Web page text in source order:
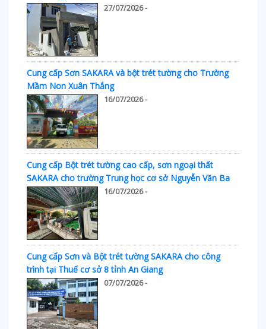
27/07/2026 -
Cung cấp Sơn SAKARA và bột trét tường cho Trường
Mầm Non Xuân Thắng
16/07/2026 -
Cung cấp Bột trét tường cao cấp, sơn ngoại thất
SAKARA cho trường Trung học cơ sở Nguyễn Văn Ba
16/07/2026 -
Cung cấp Sơn và Bột trét tường SAKARA cho công
trình tại Thuế cơ sở 8 tỉnh An Giang
07/07/2026 -